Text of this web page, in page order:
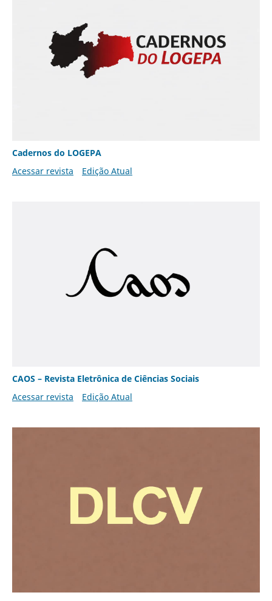
Cadernos do LOGEPA
Acessar revista
Edição Atual
CAOS – Revista Eletrônica de Ciências Sociais
Acessar revista
Edição Atual